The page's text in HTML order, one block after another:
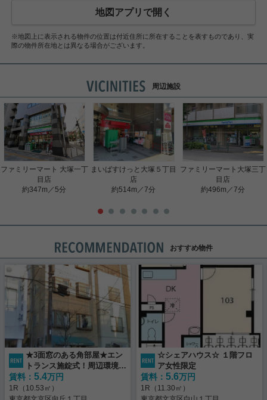
地図アプリで開く
※地図上に表示される物件の位置は付近住所に所在することを表すものであり、実
際の物件所在地とは異なる場合がございます。
周辺施設
ファミリーマート 大塚一丁
目店
約347m／5分
まいばすけっと大塚５丁目
店
約514m／7分
ファミリーマート大塚三丁
目店
約496m／7分
おすすめ物件
★3面窓のある角部屋★エン
トランス施錠式！周辺環境良
好物件♪
賃料： 5.4万円
1R（10.53㎡）
☆シェアハウス☆ １階フロ
ア女性限定
賃料： 5.6万円
1R（11.30㎡）